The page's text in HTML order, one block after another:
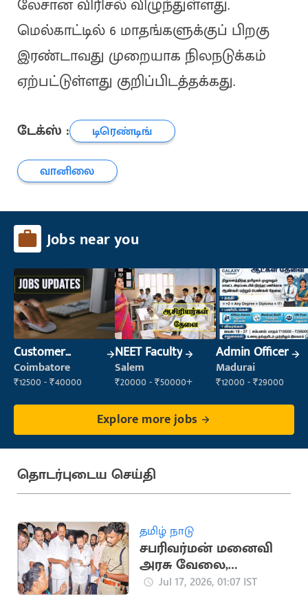
லேசான விரிசல் விழுந்துள்ளது.
மெல்காட்டில் 6 மாதங்களுக்குப் பிறகு
இரண்டாவது முறையாக நிலநடுக்கம்
ஏற்பட்டுள்ளது குறிப்பிடத்தக்கது.
டேக்ஸ் :
டிரெண்டிங்
வானிலை
Jobs near you
Customer
Support Officer
Coimbatore
₹12500 - ₹40000
NEET Faculty
Salem
₹20000 - ₹50000+
Admin Officer
Madurai
₹12000 - ₹29000
Explore more jobs
தொடர்புடைய செய்தி
தமிழ் நாடு
சபரிவர்மன் மனைவி
அரசு வேலை,
நிவாரணத்தை ஏற்க
Jul 17, 2026, 01:07 IST